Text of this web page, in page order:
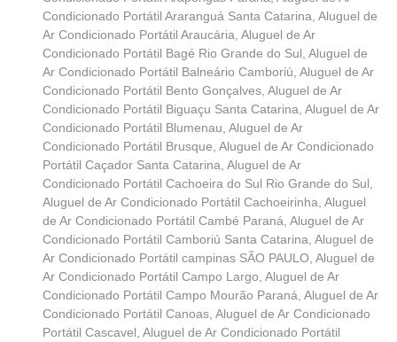
Condicionado Portátil Araranguá Santa Catarina, Aluguel de
Ar Condicionado Portátil Araucária, Aluguel de Ar
Condicionado Portátil Bagé Rio Grande do Sul, Aluguel de
Ar Condicionado Portátil Balneário Camboriú, Aluguel de Ar
Condicionado Portátil Bento Gonçalves, Aluguel de Ar
Condicionado Portátil Biguaçu Santa Catarina, Aluguel de Ar
Condicionado Portátil Blumenau, Aluguel de Ar
Condicionado Portátil Brusque, Aluguel de Ar Condicionado
Portátil Caçador Santa Catarina, Aluguel de Ar
Condicionado Portátil Cachoeira do Sul Rio Grande do Sul,
Aluguel de Ar Condicionado Portátil Cachoeirinha, Aluguel
de Ar Condicionado Portátil Cambé Paraná, Aluguel de Ar
Condicionado Portátil Camboriú Santa Catarina, Aluguel de
Ar Condicionado Portátil campinas SÃO PAULO, Aluguel de
Ar Condicionado Portátil Campo Largo, Aluguel de Ar
Condicionado Portátil Campo Mourão Paraná, Aluguel de Ar
Condicionado Portátil Canoas, Aluguel de Ar Condicionado
Portátil Cascavel, Aluguel de Ar Condicionado Portátil